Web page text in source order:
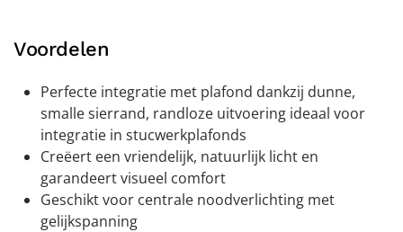
Voordelen
Perfecte integratie met plafond dankzij dunne,
smalle sierrand, randloze uitvoering ideaal voor
integratie in stucwerkplafonds
Creëert een vriendelijk, natuurlijk licht en
garandeert visueel comfort
Geschikt voor centrale noodverlichting met
gelijkspanning